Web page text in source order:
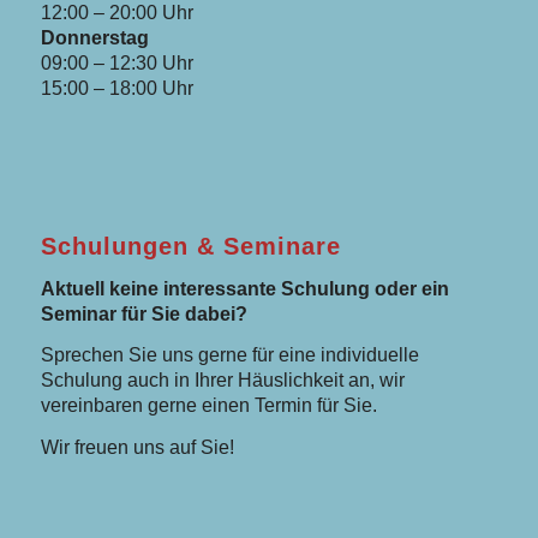
12:00 – 20:00 Uhr
Donnerstag
09:00 – 12:30 Uhr
15:00 – 18:00 Uhr
Schulungen & Seminare
Aktuell keine interessante Schulung oder ein
Seminar für Sie dabei?
Sprechen Sie uns gerne für eine individuelle
Schulung auch in Ihrer Häuslichkeit an, wir
vereinbaren gerne einen Termin für Sie.
Wir freuen uns auf Sie!